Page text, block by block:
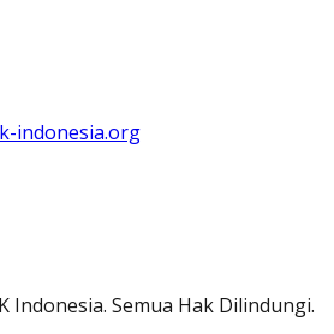
indonesia.org
Indonesia. Semua Hak Dilindungi.